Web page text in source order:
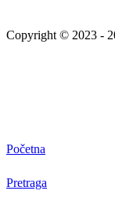
Copyright © 2023 -
Početna
Pretraga